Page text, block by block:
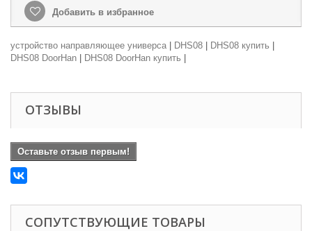
Добавить в избранное
устройство направляющее универса DHS08 DHS08 купить
DHS08 DoorHan
DHS08 DoorHan купить
ОТЗЫВЫ
Оставьте отзыв первым!
СОПУТСТВУЮЩИЕ ТОВАРЫ